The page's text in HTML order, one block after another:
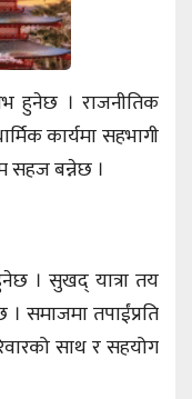
हुनेछ । राजनीतिक
कार्यमा सहभागी
सहज बन्नेछ ।
। सुखद् यात्रा तय
समाजमा तपाईंप्रति
साथ र सहयोग